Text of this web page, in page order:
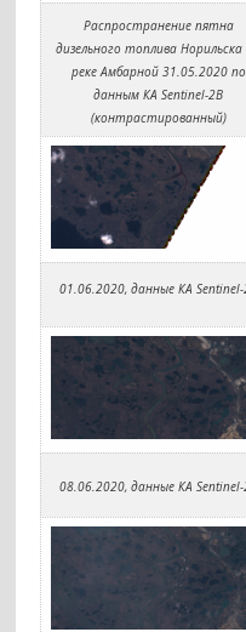
Распространение пятна
дизельного топлива Норильска
реке Амбарной 31.05.2020 по
данным КА Sentinel-2B
(контрастированный)
01.06.2020, данные КА Sentinel-
08.06.2020, данные КА Sentinel-